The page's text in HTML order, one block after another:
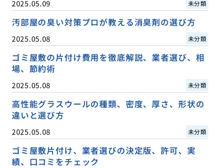
2025.05.09 未分類
汚部屋の臭い対策プロが教える消臭剤の選び方
2025.05.08 未分類
ゴミ屋敷の片付け費用を徹底解説、業者選び、相
場、節約術
2025.05.08 未分類
高性能グラスウールの種類、密度、厚さ、形状の
違いと選び方
2025.05.08 未分類
ゴミ屋敷片付け、業者選びの決定版、許可、実
績、口コミをチェック